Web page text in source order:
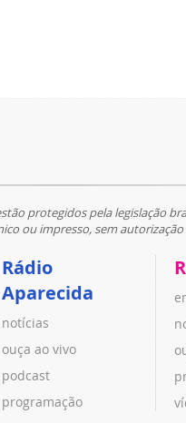
protegidos pela legislação
ou impresso, sem
Rádio
Aparecida
notícias
ouça ao vivo
podcast
programação